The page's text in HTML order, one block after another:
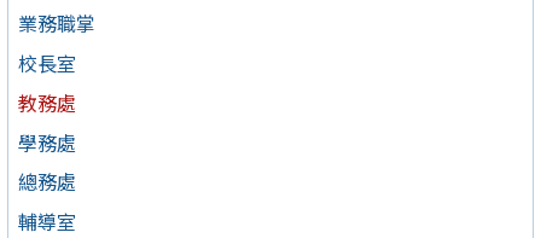
業務職掌
校長室
教務處
學務處
總務處
輔導室